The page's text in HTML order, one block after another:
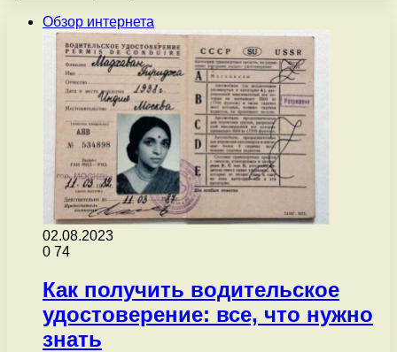
Обзор интернета
02.08.2023
0 74
Как получить водительское
удостоверение: все, что нужно
знать